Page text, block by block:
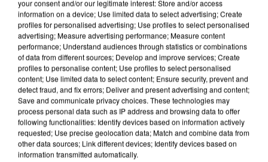
APRÈS TOUTES CES CANICULES, LES REFUGES
your consent and/or our legitimate interest: Store and/or access
information on a device; Use limited data to select advertising; Create
profiles for personalised advertising; Use profiles to select personalised
advertising; Measure advertising performance; Measure content
performance; Understand audiences through statistics or combinations
of data from different sources; Develop and improve services; Create
profiles to personalise content; Use profiles to select personalised
content; Use limited data to select content; Ensure security, prevent and
detect fraud, and fix errors; Deliver and present advertising and content;
Save and communicate privacy choices. These technologies may
process personal data such as IP address and browsing data to offer
following functionalities: Identify devices based on information actively
requested; Use precise geolocation data; Match and combine data from
other data sources; Link different devices; Identify devices based on
information transmitted automatically.